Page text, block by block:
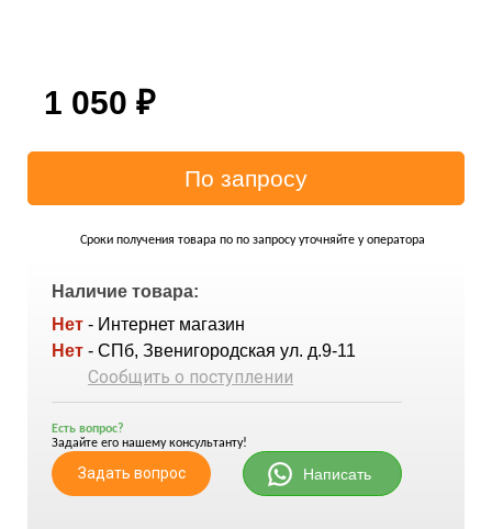
1 050 ₽
Сроки получения товара по по запросу уточняйте у оператора
Наличие товара:
Нет - Интернет магазин
Нет - СПб, Звенигородская ул. д.9-11
Сообщить о поступлении
Есть вопрос?
Задайте его нашему консультанту!
Задать вопрос Написать